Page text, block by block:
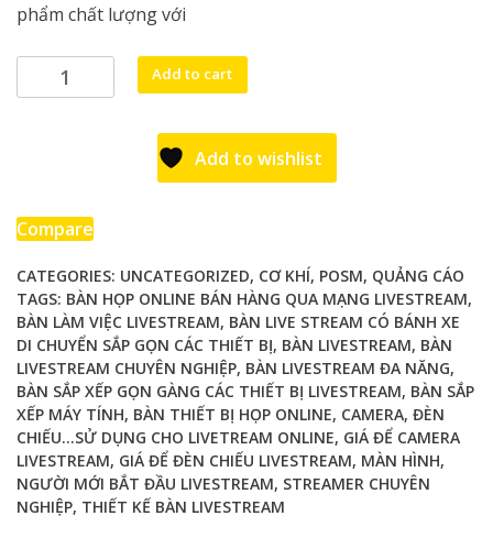
phẩm chất lượng với
Livestream
Giải
Hoàn
Hảo
Cho
Streamer
Chuyên
Nghiệp
quantity
Add to cart
Add to wishlist
Compare
CATEGORIES: UNCATEGORIZED, CƠ KHÍ, POSM, QUẢNG CÁO
TAGS: BÀN HỌP ONLINE BÁN HÀNG QUA MẠNG LIVESTREAM,
BÀN LÀM VIỆC LIVESTREAM, BÀN LIVE STREAM CÓ BÁNH XE
DI CHUYỂN SẮP GỌN CÁC THIẾT BỊ, BÀN LIVESTREAM, BÀN
LIVESTREAM CHUYÊN NGHIỆP, BÀN LIVESTREAM ĐA NĂNG,
BÀN SẮP XẾP GỌN GÀNG CÁC THIẾT BỊ LIVESTREAM, BÀN SẮP
XẾP MÁY TÍNH, BÀN THIẾT BỊ HỌP ONLINE, CAMERA, ĐÈN
CHIẾU...SỬ DỤNG CHO LIVETREAM ONLINE, GIÁ ĐỂ CAMERA
LIVESTREAM, GIÁ ĐỂ ĐÈN CHIẾU LIVESTREAM, MÀN HÌNH,
NGƯỜI MỚI BẮT ĐẦU LIVESTREAM, STREAMER CHUYÊN
NGHIỆP, THIẾT KẾ BÀN LIVESTREAM